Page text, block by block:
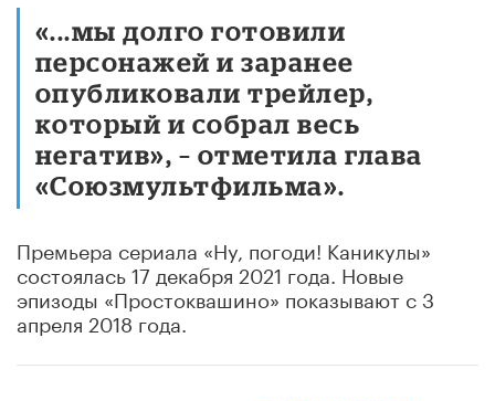
«...мы долго готовили
персонажей и заранее
опубликовали трейлер,
который и собрал весь
негатив», – отметила глава
«Союзмультфильма».
Премьера сериала «Ну, погоди! Каникулы»
состоялась 17 декабря 2021 года. Новые
эпизоды «Простоквашино» показывают с 3
апреля 2018 года.